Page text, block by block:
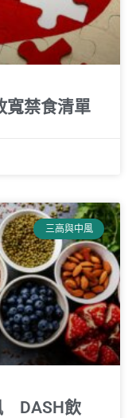
寬禁食清單
三高與中風
DASH飲